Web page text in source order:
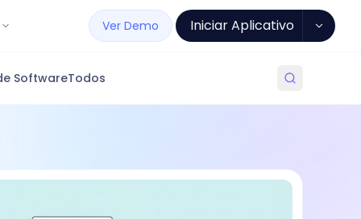
Ver Demo Iniciar Aplicativo
SoftwareTodos